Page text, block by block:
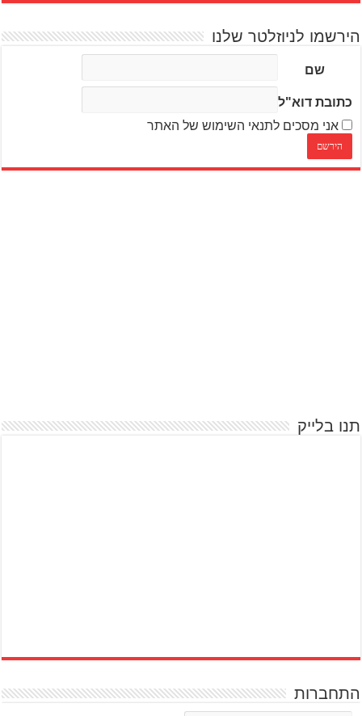
הירשמו לניוזלטר שלנו
שם
כתובת דוא"ל
אני מסכים לתנאי השימוש של האתר
תנו בלייק
התחברות